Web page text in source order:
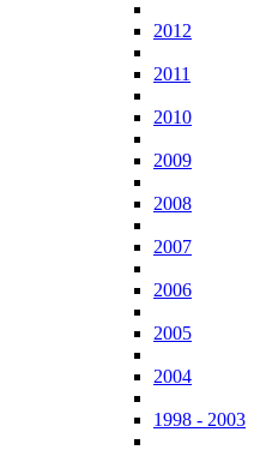
2012
2011
2010
2009
2008
2007
2006
2005
2004
1998 - 2003